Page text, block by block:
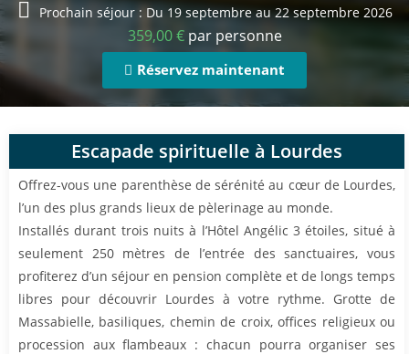
Prochain séjour : Du 19 septembre au 22 septembre 2026
359,00€par personne
Réservez maintenant
Escapade spirituelle à Lourdes
Offrez-vous une parenthèse de sérénité au cœur de Lourdes,
l’un des plus grands lieux de pèlerinage au monde.
Installés durant trois nuits à l’Hôtel Angélic 3 étoiles, situé à
seulement 250 mètres de l’entrée des sanctuaires, vous
profiterez d’un séjour en pension complète et de longs temps
libres pour découvrir Lourdes à votre rythme. Grotte de
Massabielle, basiliques, chemin de croix, offices religieux ou
procession aux flambeaux : chacun pourra organiser ses